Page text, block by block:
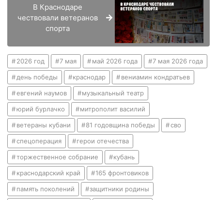
В Краснодаре
чествовали ветеранов
спорта
2026 год 7 мая май 2026 года 7 мая 2026 года
день победы краснодар вениамин кондратьев
евгений наумов музыкальный театр
юрий бурлачко митрополит василий
ветераны кубани 81 годовщина победы сво
спецоперация герои отечества
торжественное собрание кубань
краснодарский край 165 фронтовиков
память поколений защитники родины